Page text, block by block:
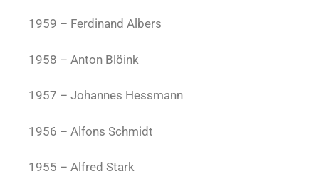
1959 – Ferdinand Albers
1958 – Anton Blöink
1957 – Johannes Hessmann
1956 – Alfons Schmidt
1955 – Alfred Stark